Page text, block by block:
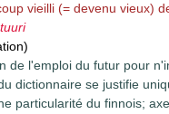
vieilli (= devenu vieux)
de l'emploi du futur pour
dictionnaire se justifie
particularité du finnois;